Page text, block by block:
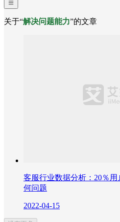
关于“解决问题能力”的文章
客服行业数据分析：20％
何问题
2022-04-15